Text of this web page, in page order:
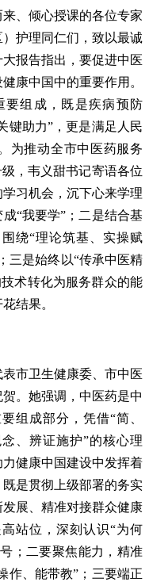
、倾心授课的各位专家
护理同仁们，致以最诚
报告指出，要促进中医
康中国中的重要作用。
要组成，既是疾病预防
键助力”，更是满足人民
为推动全市中医药服务
级，韦义甜书记寄语各位
习机会，沉下心来学理
“我要学”；二是结合基
绕“理论筑基、实操赋
三是始终以“传承中医精
术转化为服务群众的能
结果。
市卫生健康委、市中医
。她强调，中医药是中
组成部分，凭借“简、
、辨证施护”的核心理
健康中国建设中发挥着
是贯彻上级部署的务实
展、精准对接群众健康
站位，深刻认识“为何
；二要聚焦能力，精准
、能带教”；三要端正